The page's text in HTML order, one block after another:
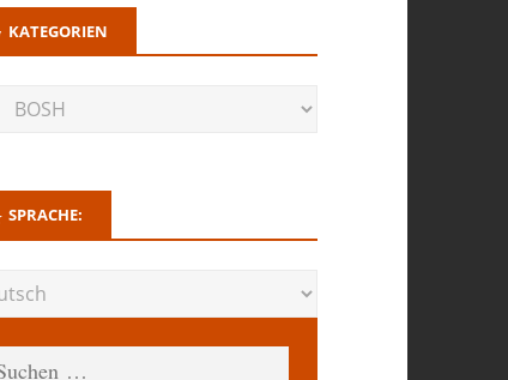
KATEGORIEN
SPRACHE: